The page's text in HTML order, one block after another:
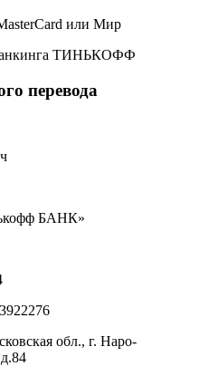
или Мир
ТИНЬКОФФ
перевода
БАНК»
обл., г. Наро-